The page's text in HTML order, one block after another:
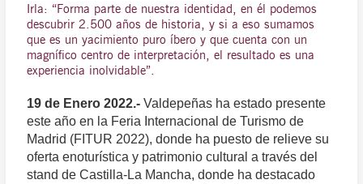
Irla: “Forma parte de nuestra identidad, en él podemos
descubrir 2.500 años de historia, y si a eso sumamos
que es un yacimiento puro íbero y que cuenta con un
magnífico centro de interpretación, el resultado es una
experiencia inolvidable”.
19 de Enero 2022.- Valdepeñas ha estado presente
este año en la Feria Internacional de Turismo de
Madrid (FITUR 2022), donde ha puesto de relieve su
oferta enoturística y patrimonio cultural a través del
stand de Castilla-La Mancha, donde ha destacado